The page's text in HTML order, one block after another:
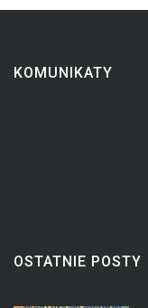
KOMUNIKATY
OSTATNIE POSTY